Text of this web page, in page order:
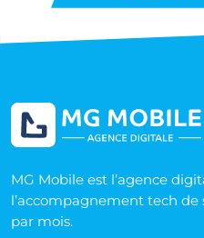
MG Mobile est l’agence
l’accompagnement tech de
par mois.